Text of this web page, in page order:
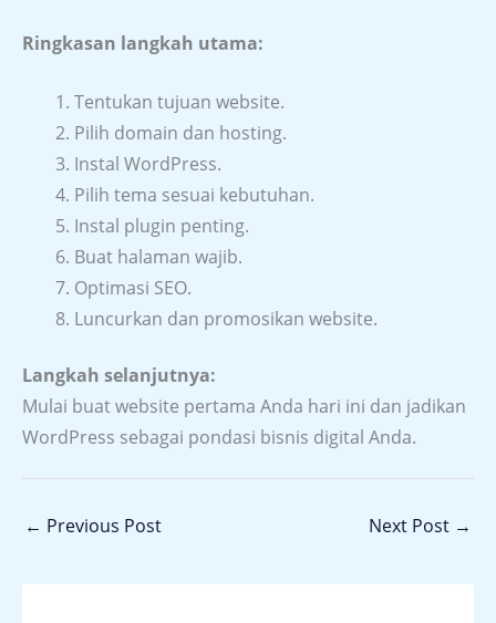
Ringkasan langkah utama:
Tentukan tujuan website.
Pilih domain dan hosting.
Instal WordPress.
Pilih tema sesuai kebutuhan.
Instal plugin penting.
Buat halaman wajib.
Optimasi SEO.
Luncurkan dan promosikan website.
Langkah selanjutnya:
Mulai buat website pertama Anda hari ini dan jadikan
WordPress sebagai pondasi bisnis digital Anda.
← Previous Post Next Post →